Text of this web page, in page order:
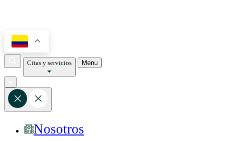
Citas y servicios Menu
Nosotros